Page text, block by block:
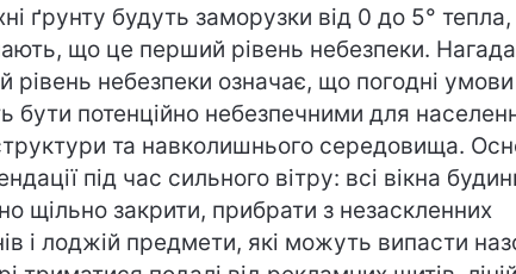
ґрунту будуть заморузки від 0 до 5° тепла,
що це перший рівень небезпеки.
рівень небезпеки означає, що погодні умови
бути потенційно небезпечними для
та навколишнього середовища.
під час сильного вітру: всі вікна
щільно закрити, прибрати з незаскленних
і лоджій предмети, які можуть випасти